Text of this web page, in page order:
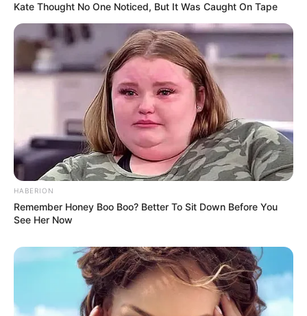
4. Sedangkan untuk kakak cewek dari cewek
dipanggil Onnie dan dari cowok ke kakak cewek
dipanggil Noona
Kate Thought No One Noticed, But It Was Caught On Tape
HABERION
Remember Honey Boo Boo? Better To Sit Down Before You
See Her Now